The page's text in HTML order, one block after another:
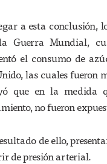
a esta conclusión,
Guerra Mundial,
el consumo de
las cuales fueron
que en la medida
no fueron
de ello,
de presión arterial.